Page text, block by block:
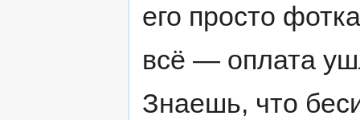
его просто
всё — оплата
Знаешь, что